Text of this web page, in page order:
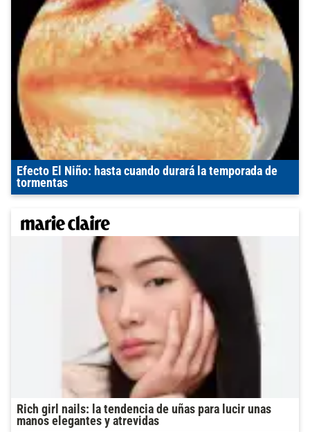
Efecto El Niño: hasta cuando durará la temporada de
tormentas
Rich girl nails: la tendencia de uñas para lucir unas
manos elegantes y atrevidas